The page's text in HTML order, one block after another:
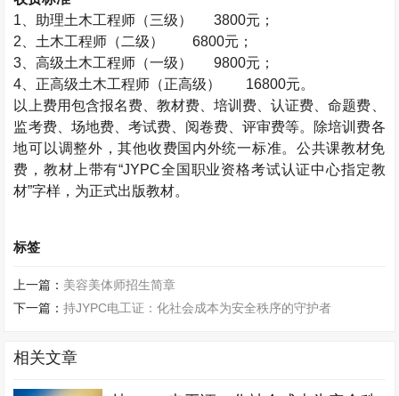
1、助理土木工程师 （三级） 3800元；
2、 土木工程师 （二级） 6800元；
3、高级土木工程师 （一级） 9800元；
4、正高级土木工程师 （正高级）
16800元。
以上费用包含报名费、教材费、培训费、认证费、命题费、
监考费、场地费、考试费、阅卷费、评审费等。除培训费各
地可以调整外，其他收费国内外统一标准。公共课教材免
费，教材上带有“JYPC全国职业资格考试认证中心指定教
材”字样，为正式出版教材。
标签
上一篇： 美容美体师招生简章
下一篇：持JYPC电工证：化社会成本为安全秩序的守护者
相关文章